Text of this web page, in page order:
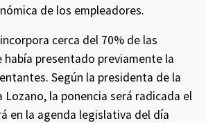
de los empleadores.
cerca del 70% de las
había presentado previamente la
Según la presidenta de la
Lozano, la ponencia será radicada el
en la agenda legislativa del día